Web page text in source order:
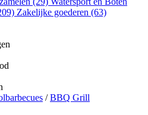
Zakelijke goederen (63)
/BBQ Grill